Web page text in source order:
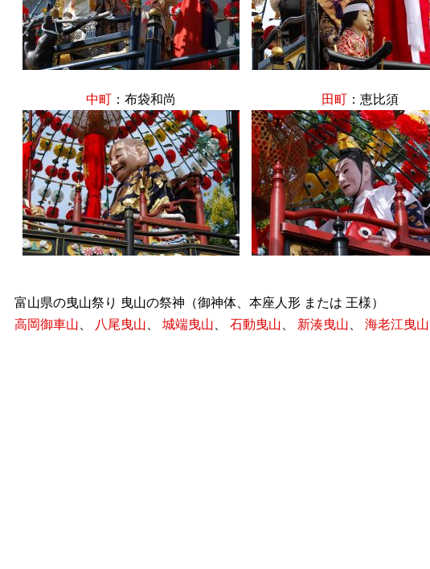
中町 ：布袋和尚 田町 ：恵比須
富山県の曳山祭り 曳山の祭神（御神体、本座人形 または 王様）
高岡御車山、 八尾曳山、 城端曳山、 石動曳山、 新湊曳山、 海老江曳山